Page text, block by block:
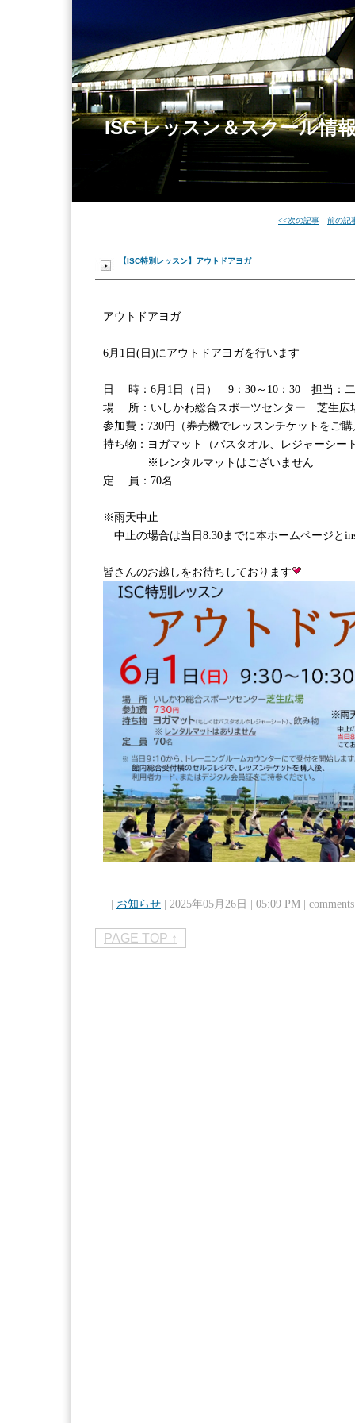
ISC レッスン＆スクール情
<<次の記事 前の記
【ISC特別レッスン】アウトドアヨガ
アウトドアヨガ
6月1日(日)にアウトドアヨガを行います
日 時：6月1日（日） 9：30～10：30 担当：
場 所：いしかわ総合スポーツセンター 芝生広
参加費：730円（券売機でレッスンチケットをご
持ち物：ヨガマット（バスタオル、レジャーシー
※レンタルマットはございません
定 員：70名
※雨天中止
中止の場合は当日8:30までに本ホームページと
皆さんのお越しをお待ちしております
| お知らせ | 2025年05月26日 | 05:09 PM |
PAGE TOP ↑